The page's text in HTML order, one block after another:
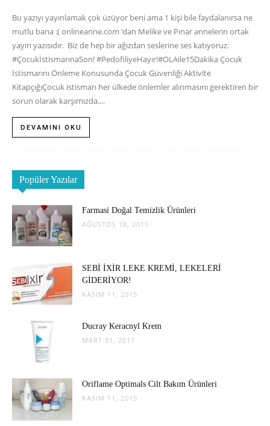
Bu yazıyı yayınlamak çok üzüyor beni ama 1 kişi bile faydalanırsa ne
mutlu bana :( onlineanne.com ‘dan Melike ve Pınar annelerin ortak
yayın yazısıdır. Biz de hep bir ağızdan seslerine ses katıyoruz:
#ÇocukİstismarınaSon! #PedofiliyeHayır!#OLAile15Dakika Çocuk
İstismarını Önleme Konusunda Çocuk Güvenliği Aktivite
KitapçığıÇocuk istismarı her ülkede önlemler alınmasını gerektiren bir
sorun olarak karşımızda....
DEVAMINI OKU
Popüler Yazılar
Farmasi Doğal Temizlik Ürünleri
AĞUSTOS 18, 2015
SEBİ İXİR LEKE KREMİ, LEKELERİ
GİDERİYOR!
KASIM 11, 2015
Ducray Keracnyl Krem
MART 31, 2017
Oriflame Optimals Cilt Bakım Ürünleri
KASIM 11, 2015